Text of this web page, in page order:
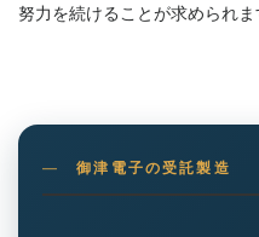
努力を続けることが求められま
御津電子の受託製造